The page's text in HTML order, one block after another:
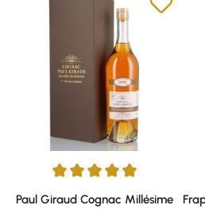
Average rating of 5 out of 5 stars
Paul Giraud Cognac Millésime